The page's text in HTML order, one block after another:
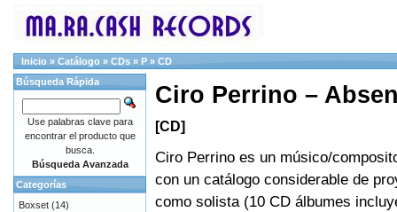
Inicio » Catálogo » CDs » P » CD
Ciro Perrino ‎–
[CD]
Ciro Perrino es un músico/
con un catálogo considerable de
como solista (10 CD álbumes
Búsqueda Rápida
Use palabras clave para
encontrar el producto que
busca.
Búsqueda Avanzada
Categorías
Boxset (14)